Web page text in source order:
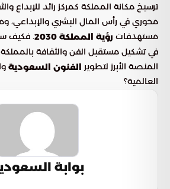
ترسيخ مكانة المملكة كمركز رائد للإبداع
محوري في رأس المال البشري والإبداعي،
مستهدفات رؤية المملكة 2030
. فكيف
في تشكيل مستقبل الفن والثقافة
المنصة الأبرز لتطوير الفنون السعودية
العالمية؟
بوابة